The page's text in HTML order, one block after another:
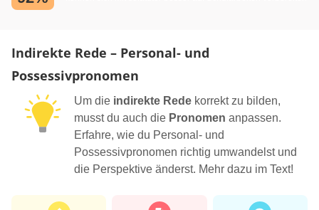
Indirekte Rede – Personal- und
Possessivpronomen
Um die indirekte Rede korrekt zu bilden,
musst du auch die Pronomen anpassen.
Erfahre, wie du Personal- und
Possessivpronomen richtig umwandelst und
die Perspektive änderst. Mehr dazu im Text!